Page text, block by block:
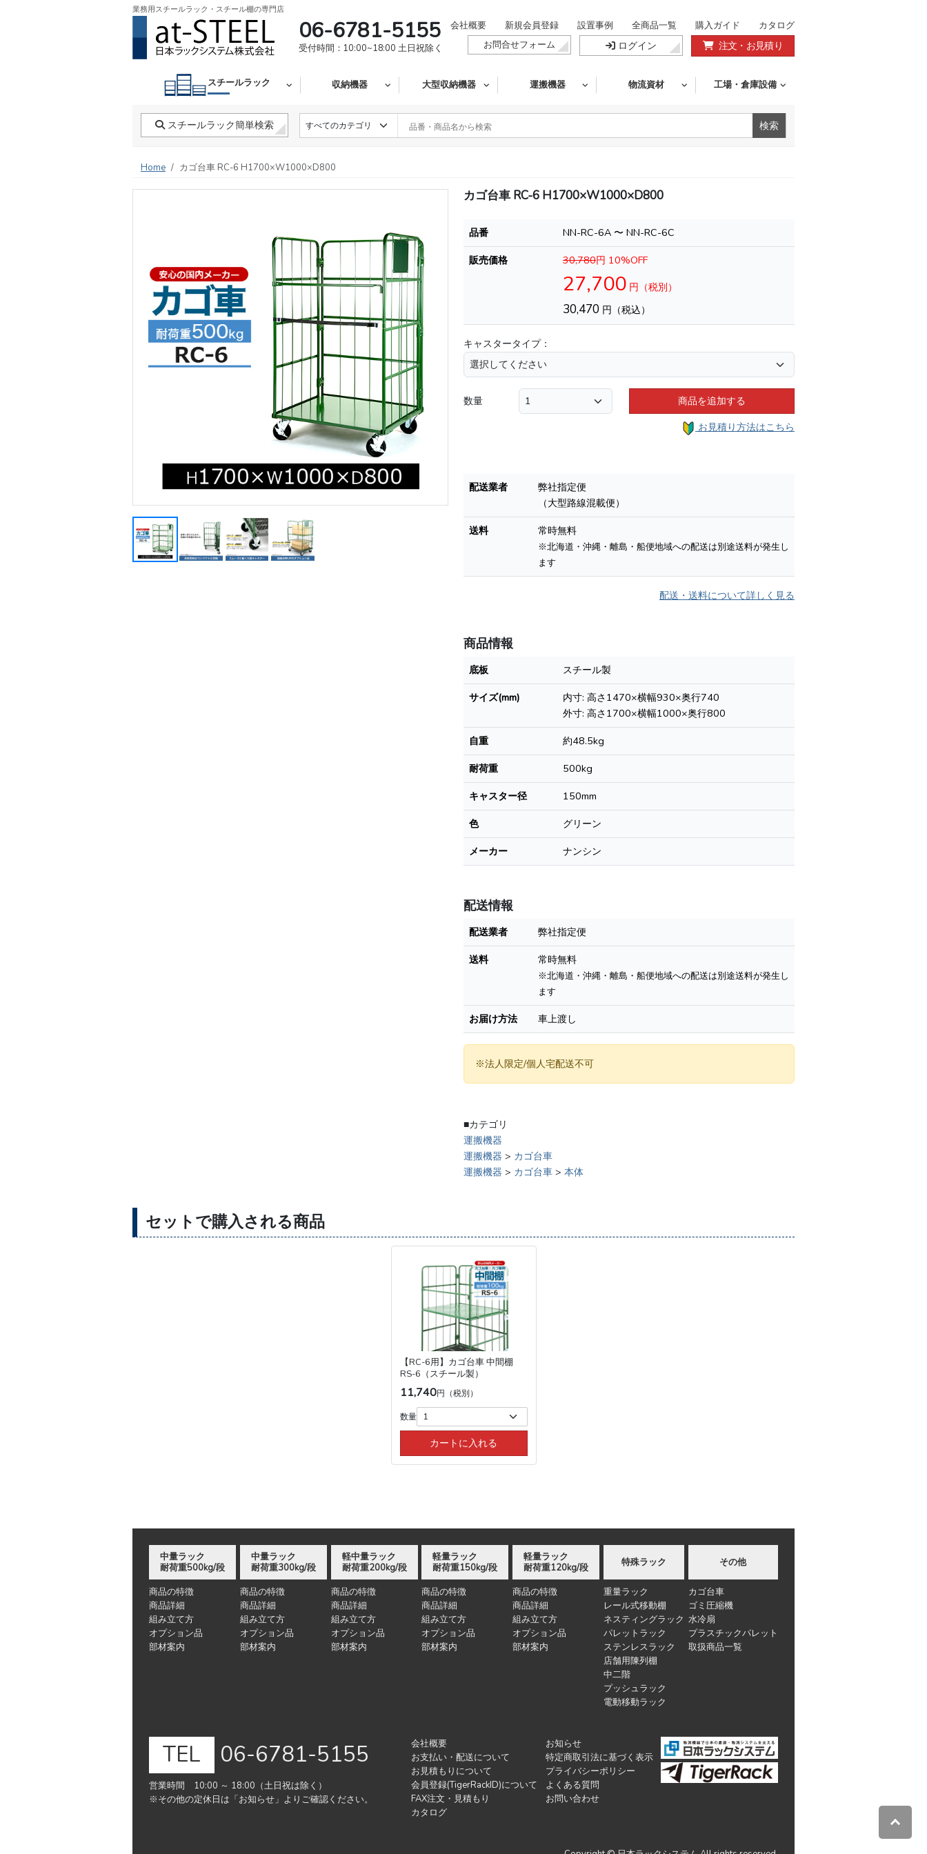
業務用スチールラック・スチール棚の専門店
06-6781-5155
受付時間：10:00~18:00 土日祝除く
会社概要 新規会員登録 設置事例 全商品一覧 購入ガイド
カタログ
お問合せフォーム
ログイン 注文・お見積り
スチールラック 収納機器 大型収納機器 運搬機器 物流資材 工場・倉庫設備
スチールラック簡単検索
Home カゴ台車 RC-6 H1700×W1000×D800
カゴ台車 RC-6 H1700×W1000×D800
品番
NN-RC-6A 〜 NN-RC-6C
販売価格
30,780円 10%OFF
27,700 円（税別）
30,470 円（税込）
キャスタータイプ：
数量 商品を追加する
お見積り方法はこちら
配送業者
弊社指定便
（大型路線混載便）
送料
常時無料
※北海道・沖縄・離島・船便地域への配送は別途送料が発生し
ます
配送・送料について詳しく見る
商品情報
底板
スチール製
サイズ(mm)
内寸: 高さ1470×横幅930×奥行740
外寸: 高さ1700×横幅1000×奥行800
自重
約48.5kg
耐荷重
500kg
キャスター径
150mm
色
グリーン
メーカー
ナンシン
配送情報
配送業者
弊社指定便
送料
常時無料
※北海道・沖縄・離島・船便地域への配送は別途送料が発生し
ます
お届け方法 車上渡し
※法人限定/個人宅配送不可
■カテゴリ
運搬機器
運搬機器 > カゴ台車
運搬機器 > カゴ台車 > 本体
セットで購入される商品
【RC-6用】カゴ台車 中間棚
RS-6（スチール製）
11,740円（税別）
数量
カートに入れる
中量ラック
耐荷重500kg/段
商品の特徴
商品詳細
組み立て方
オプション品
部材案内
中量ラック
耐荷重300kg/段
商品の特徴
商品詳細
組み立て方
オプション品
部材案内
軽中量ラック
耐荷重200kg/段
商品の特徴
商品詳細
組み立て方
オプション品
部材案内
軽量ラック
耐荷重150kg/段
商品の特徴
商品詳細
組み立て方
オプション品
部材案内
軽量ラック
耐荷重120kg/段
商品の特徴
商品詳細
組み立て方
オプション品
部材案内
特殊ラック
重量ラック
レール式移動棚
ネスティングラック
パレットラック
ステンレスラック
店舗用陳列棚
中二階
プッシュラック
電動移動ラック
その他
カゴ台車
ゴミ圧縮機
水冷扇
プラスチックパレット
取扱商品一覧
TEL 06-6781-5155
営業時間 10:00 ～ 18:00（土日祝は除く）
※その他の定休日は「お知らせ」よりご確認ください。
会社概要
お支払い・配送について
お見積もりについて
会員登録(TigerRackID)について
FAX注文・見積もり
カタログ
お知らせ
特定商取引法に基づく表示
プライバシーポリシー
よくある質問
お問い合わせ